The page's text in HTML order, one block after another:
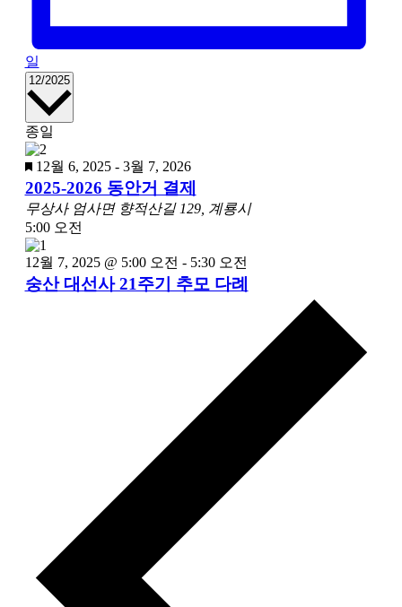
일
12/2025 날
를
합
니
다.
종일
추
천
12월 6, 2025- 3월 7, 2026
2025-2026 동안거 결제
무상사 엄사면 향적산길 129, 계룡시
5:00 오전
12월 7, 2025 @ 5:00 오전 - 5:30 오전
숭산 대선사 21주기 추모 다례